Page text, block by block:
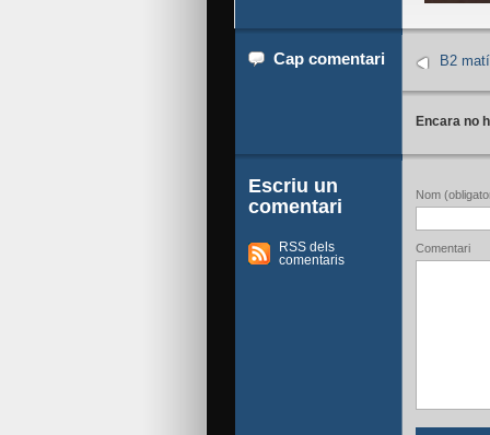
Cap comentari B2
Encara no
Escriu un
comentari
RSS dels
comentaris
Nom
Comentari